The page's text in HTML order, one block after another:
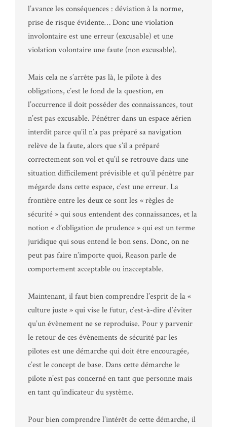
l’avance les conséquences : déviation à la norme,
prise de risque évidente… Donc une violation
involontaire est une erreur (excusable) et une
violation volontaire une faute (non excusable).
Mais cela ne s’arrête pas là, le pilote à des
obligations, c’est le fond de la question, en
l’occurrence il doit posséder des connaissances, tout
n’est pas excusable. Pénétrer dans un espace aérien
interdit parce qu’il n’a pas préparé sa navigation
relève de la faute, alors que s’il a préparé
correctement son vol et qu’il se retrouve dans une
situation difficilement prévisible et qu’il pénètre par
mégarde dans cette espace, c’est une erreur. La
frontière entre les deux ce sont les « règles de
sécurité » qui sous entendent des connaissances, et la
notion « d’obligation de prudence » qui est un terme
juridique qui sous entend le bon sens. Donc, on ne
peut pas faire n’importe quoi, Reason parle de
comportement acceptable ou inacceptable.
Maintenant, il faut bien comprendre l’esprit de la «
culture juste » qui vise le futur, c’est-à-dire d’éviter
qu’un évènement ne se reproduise. Pour y parvenir
le retour de ces évènements de sécurité par les
pilotes est une démarche qui doit être encouragée,
c’est le concept de base. Dans cette démarche le
pilote n’est pas concerné en tant que personne mais
en tant qu’indicateur du système.
Pour bien comprendre l’intérêt de cette démarche, il